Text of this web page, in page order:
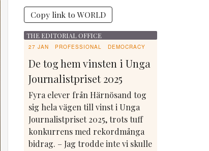
Copy link to WORLD
THE EDITORIAL OFFICE
27 JAN PROFESSIONAL DEMOCRACY
De tog hem vinsten i Unga
Journalistpriset 2025
Fyra elever från Härnösand tog
sig hela vägen till vinst i Unga
Journalistpriset 2025, trots tuff
konkurrens med rekordmånga
bidrag. – Jag trodde inte vi skulle